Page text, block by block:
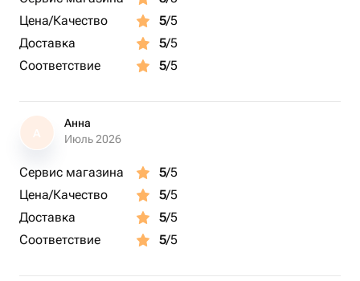
Цена/Качество
5/5
Доставка
5/5
Соответствие
5/5
А
Анна
Июль 2026
Сервис магазина 5/5
Цена/Качество
5/5
Доставка
5/5
Соответствие
5/5